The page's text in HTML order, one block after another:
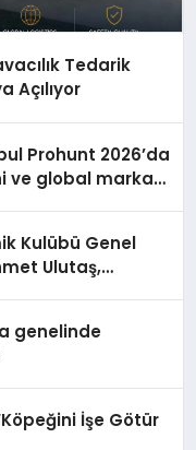
Tedarik
Açılıyor
Prohunt 2026’da
ve global marka
Kulübü Genel
Ulutaş,
genelinde
İşe Götür